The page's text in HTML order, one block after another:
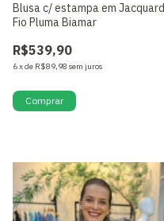
Blusa c/ estampa em Jacquard
Fio Pluma Biamar
R$539,90
6xde R$89,98 sem juros
Comprar